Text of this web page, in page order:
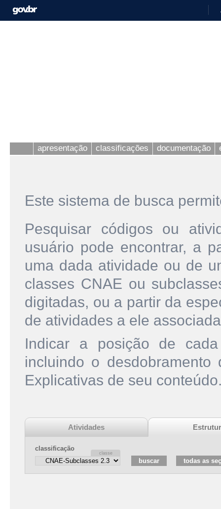
apresentação classificações documentação
Este sistema de busca
Pesquisar códigos ou
usuário pode encontrar, a
uma dada atividade ou de
classes CNAE ou
digitadas, ou a partir da
de atividades a ele
Indicar a posição de
incluindo o
Explicativas de seu
Atividades
classificação